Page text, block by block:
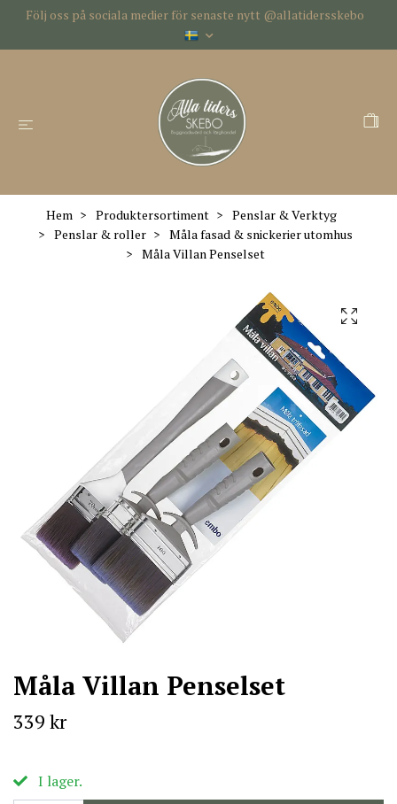
Följ oss på sociala medier för senaste nytt @allatidersskebo
Hem Produktersortiment
Penslar & Verktyg
Penslar & roller
Måla fasad & snickerier utomhus
Måla Villan Penselset
Måla Villan Penselset
339 kr
I lager.